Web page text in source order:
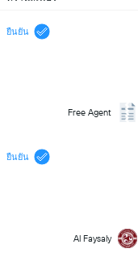
ยืนยัน
Free Agent
ยืนยัน
Al Faysaly